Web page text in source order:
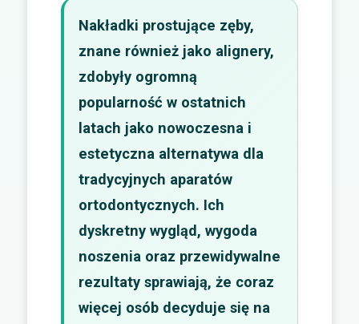
Nakładki prostujące zęby,
znane również jako alignery,
zdobyły ogromną
popularność w ostatnich
latach jako nowoczesna i
estetyczna alternatywa dla
tradycyjnych aparatów
ortodontycznych. Ich
dyskretny wygląd, wygoda
noszenia oraz przewidywalne
rezultaty sprawiają, że coraz
więcej osób decyduje się na